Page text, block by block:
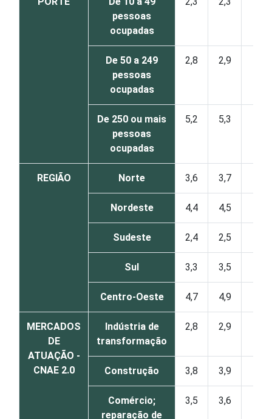
pessoas
ocupadas
De 50 a 249
pessoas
ocupadas
2,8 2,9
De 250 ou mais
pessoas
ocupadas
5,2 5,3
REGIÃO Norte 3,6 3,7
Nordeste 4,4 4,5
Sudeste 2,4 2,5
Sul 3,3 3,5
Centro-Oeste 4,7 4,9
MERCADOS
DE
ATUAÇÃO -
CNAE 2.0
Indústria de
transformação
2,8 2,9
Construção 3,8 3,9
Comércio;
reparação de
3,5 3,6